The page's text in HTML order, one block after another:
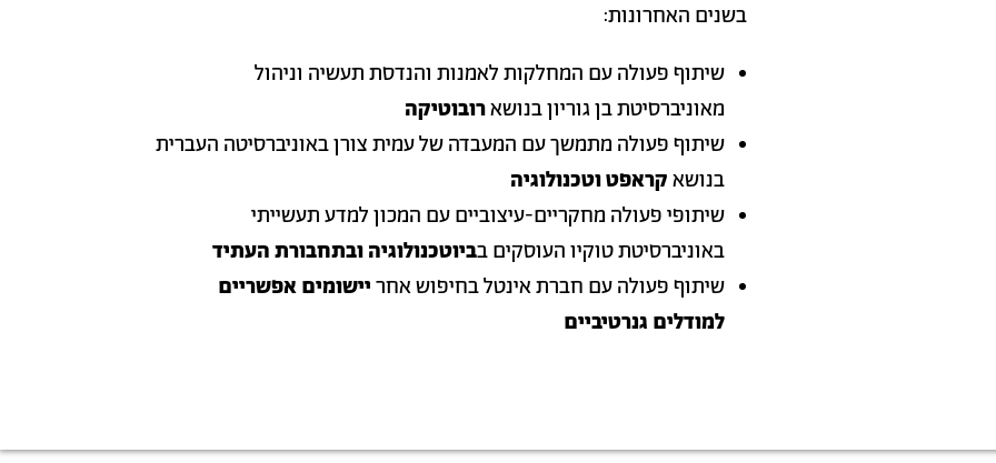
בשנים האחרונות:
שיתוף פעולה עם המחלקות לאמנות והנדסת תעשיה וניהול
מאוניברסיטת בן גוריון בנושארובוטיקה
שיתוף פעולה מתמשך עם המעבדה של עמית צורן באוניברסיטה העברית
בנושאקראפט וטכנולוגיה
שיתופי פעולה מחקריים-עיצוביים עם המכון למדע תעשייתי
באוניברסיטת טוקיו העוסקים בביוטכנולוגיה ובתחבורת העתיד
שיתוף פעולה עם חברת אינטל בחיפוש אחריישומים אפשריים
למודלים גנרטיביים